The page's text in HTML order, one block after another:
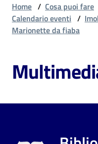
Cosa
fare
Home / Cosa puoi fare
Calendario eventi /
Marionette da fiaba